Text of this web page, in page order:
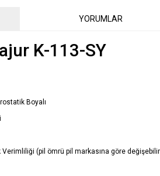
YORUMLAR
K-113-SY
Boyalı
Verimliliği (pil ömrü pil markasına göre